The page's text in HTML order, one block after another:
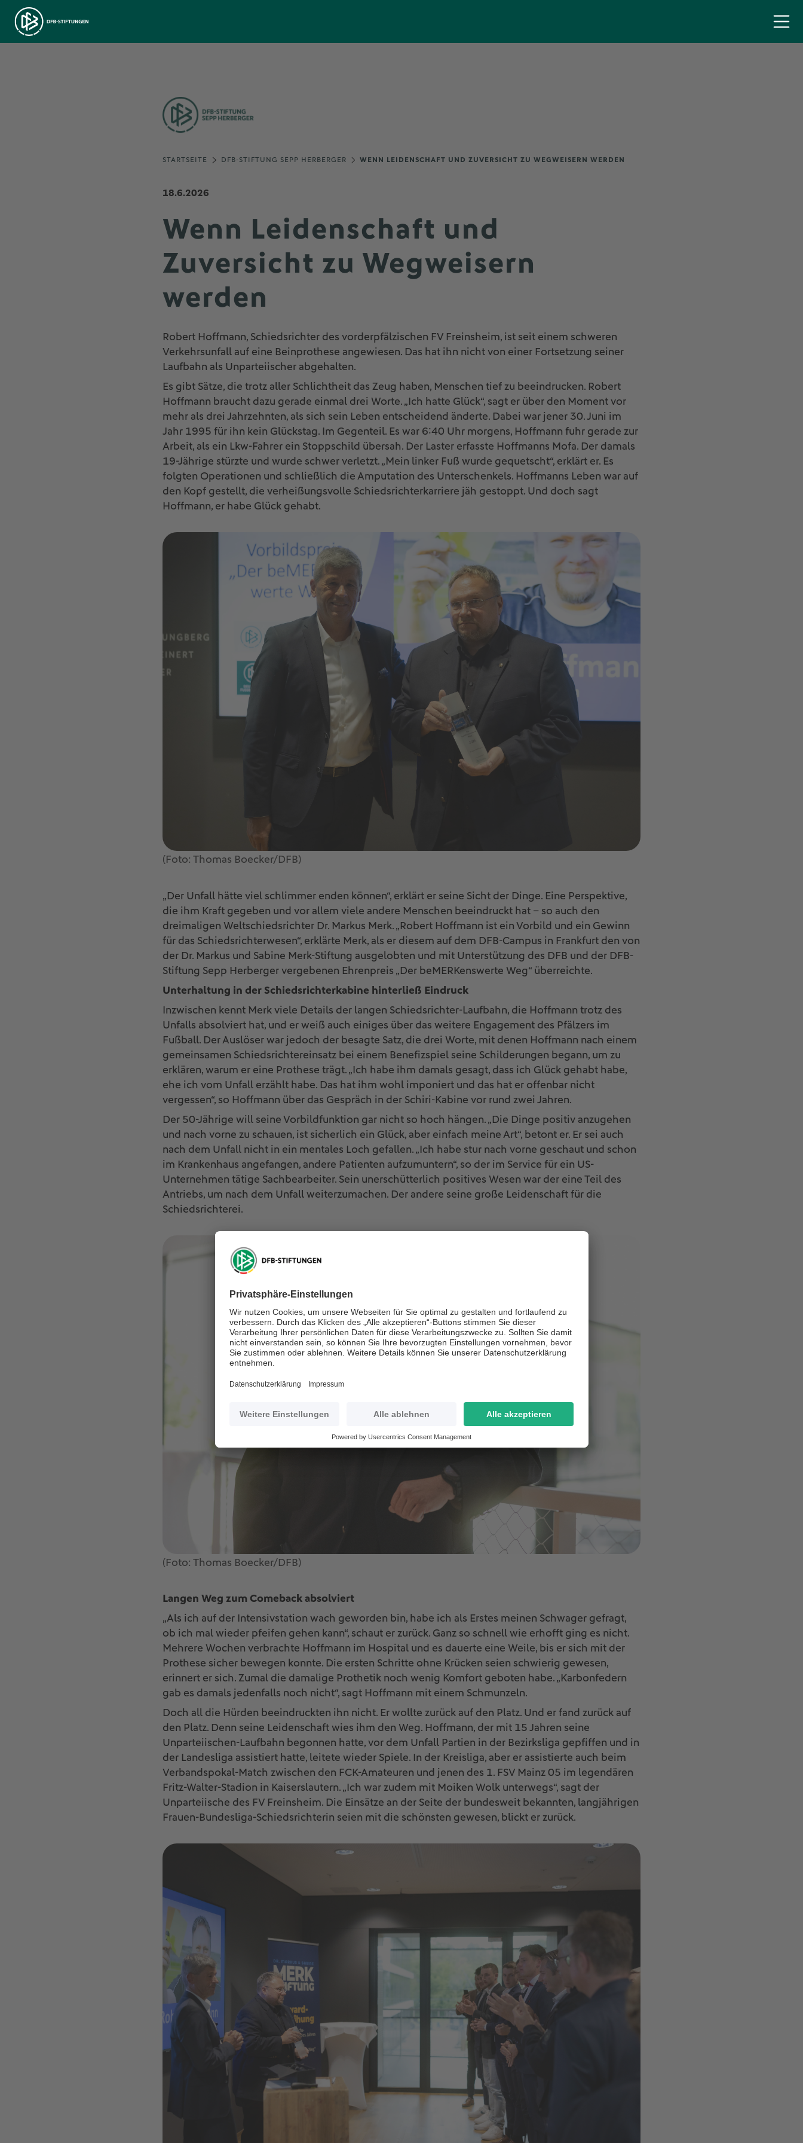
STARTSEITE DFB-STIFTUNG SEPP HERBERGER WENN LEIDENSCHAFT UND ZUVERSICHT ZU WEGWEISERN WERDEN
18.6.2026
Wenn Leidenschaft und
Zuversicht zu Wegweisern
werden
Robert Hoffmann, Schiedsrichter des vorderpfälzischen FV Freinsheim, ist seit einem schweren
Verkehrsunfall auf eine Beinprothese angewiesen. Das hat ihn nicht von einer Fortsetzung seiner
Laufbahn als Unparteiischer abgehalten.
Es gibt Sätze, die trotz aller Schlichtheit das Zeug haben, Menschen tief zu beeindrucken. Robert
Hoffmann braucht dazu gerade einmal drei Worte. „Ich hatte Glück“, sagt er über den Moment vor
mehr als drei Jahrzehnten, als sich sein Leben entscheidend änderte. Dabei war jener 30. Juni im
Jahr 1995 für ihn kein Glückstag. Im Gegenteil. Es war 6:40 Uhr morgens, Hoffmann fuhr gerade zur
Arbeit, als ein Lkw-Fahrer ein Stoppschild übersah. Der Laster erfasste Hoffmanns Mofa. Der damals
19-Jährige stürzte und wurde schwer verletzt. „Mein linker Fuß wurde gequetscht“, erklärt er. Es
folgten Operationen und schließlich die Amputation des Unterschenkels. Hoffmanns Leben war auf
den Kopf gestellt, die verheißungsvolle Schiedsrichterkarriere jäh gestoppt. Und doch sagt
Hoffmann, er habe Glück gehabt.
(Foto: Thomas Boecker/DFB)
„Der Unfall hätte viel schlimmer enden können“, erklärt er seine Sicht der Dinge. Eine Perspektive,
die ihm Kraft gegeben und vor allem viele andere Menschen beeindruckt hat – so auch den
dreimaligen Weltschiedsrichter Dr. Markus Merk. „Robert Hoffmann ist ein Vorbild und ein Gewinn
für das Schiedsrichterwesen“, erklärte Merk, als er diesem auf dem DFB-Campus in Frankfurt den von
der Dr. Markus und Sabine Merk-Stiftung ausgelobten und mit Unterstützung des DFB und der DFB-
Stiftung Sepp Herberger vergebenen Ehrenpreis „Der beMERKenswerte Weg“ überreichte.
Unterhaltung in der Schiedsrichterkabine hinterließ Eindruck
Inzwischen kennt Merk viele Details der langen Schiedsrichter-Laufbahn, die Hoffmann trotz des
Unfalls absolviert hat, und er weiß auch einiges über das weitere Engagement des Pfälzers im
Fußball. Der Auslöser war jedoch der besagte Satz, die drei Worte, mit denen Hoffmann nach einem
gemeinsamen Schiedsrichtereinsatz bei einem Benefizspiel seine Schilderungen begann, um zu
erklären, warum er eine Prothese trägt. „Ich habe ihm damals gesagt, dass ich Glück gehabt habe,
ehe ich vom Unfall erzählt habe. Das hat ihm wohl imponiert und das hat er offenbar nicht
vergessen“, so Hoffmann über das Gespräch in der Schiri-Kabine vor rund zwei Jahren.
Der 50-Jährige will seine Vorbildfunktion gar nicht so hoch hängen. „Die Dinge positiv anzugehen
und nach vorne zu schauen, ist sicherlich ein Glück, aber einfach meine Art“, betont er. Er sei auch
nach dem Unfall nicht in ein mentales Loch gefallen. „Ich habe stur nach vorne geschaut und schon
im Krankenhaus angefangen, andere Patienten aufzumuntern“, so der im Service für ein US-
Unternehmen tätige Sachbearbeiter. Sein unerschütterlich positives Wesen war der eine Teil des
Antriebs, um nach dem Unfall weiterzumachen. Der andere seine große Leidenschaft für die
Schiedsrichterei.
(Foto: Thomas Boecker/DFB)
Langen Weg zum Comeback absolviert
„Als ich auf der Intensivstation wach geworden bin, habe ich als Erstes meinen Schwager gefragt,
ob ich mal wieder pfeifen gehen kann“, schaut er zurück. Ganz so schnell wie erhofft ging es nicht.
Mehrere Wochen verbrachte Hoffmann im Hospital und es dauerte eine Weile, bis er sich mit der
Prothese sicher bewegen konnte. Die ersten Schritte ohne Krücken seien schwierig gewesen,
erinnert er sich. Zumal die damalige Prothetik noch wenig Komfort geboten habe. „Karbonfedern
gab es damals jedenfalls noch nicht“, sagt Hoffmann mit einem Schmunzeln.
Doch all die Hürden beeindruckten ihn nicht. Er wollte zurück auf den Platz. Und er fand zurück auf
den Platz. Denn seine Leidenschaft wies ihm den Weg. Hoffmann, der mit 15 Jahren seine
Unparteiischen-Laufbahn begonnen hatte, vor dem Unfall Partien in der Bezirksliga gepfiffen und in
der Landesliga assistiert hatte, leitete wieder Spiele. In der Kreisliga, aber er assistierte auch beim
Verbandspokal-Match zwischen den FCK-Amateuren und jenen des 1. FSV Mainz 05 im legendären
Fritz-Walter-Stadion in Kaiserslautern. „Ich war zudem mit Moiken Wolk unterwegs“, sagt der
Unparteiische des FV Freinsheim. Die Einsätze an der Seite der bundesweit bekannten, langjährigen
Frauen-Bundesliga-Schiedsrichterin seien mit die schönsten gewesen, blickt er zurück.